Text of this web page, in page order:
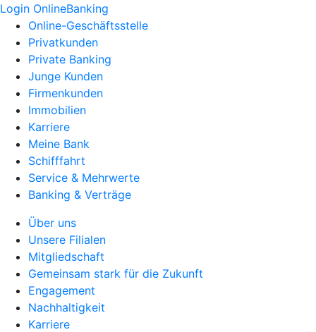
Login OnlineBanking
Online-Geschäftsstelle
Privatkunden
Private Banking
Junge Kunden
Firmenkunden
Immobilien
Karriere
Meine Bank
Schifffahrt
Service & Mehrwerte
Banking & Verträge
Über uns
Unsere Filialen
Mitgliedschaft
Gemeinsam stark für die Zukunft
Engagement
Nachhaltigkeit
Karriere